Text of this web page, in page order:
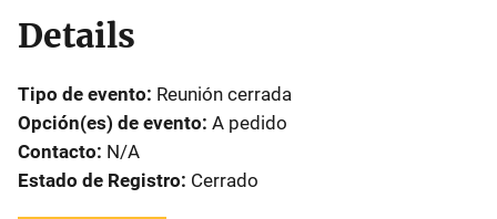
Details
Tipo de evento Reunión cerrada
Opción(es) de evento A pedido
Contacto N/A
Estado de Registro Cerrado